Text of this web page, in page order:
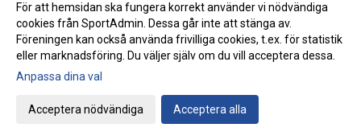
Ebba sprang terräng i Pittsburg
Terräng-SM: Bronsmedalj till P19-laget 2025-10-26 09:07
Janne skriver om skolidrottsplatser
Terräng-SM: Kassaskåpssäkert P19-guld till Kalle
Terräng-SM: Silver till Nina i K55
För att hemsidan ska fungera korrekt använder vi nödvändiga
cookies från SportAdmin. Dessa går inte att stänga av.
Föreningen kan också använda frivilliga cookies, t.ex. för statistik
eller marknadsföring. Du väljer själv om du vill acceptera dessa.
Anpassa dina val
Acceptera nödvändiga Acceptera alla